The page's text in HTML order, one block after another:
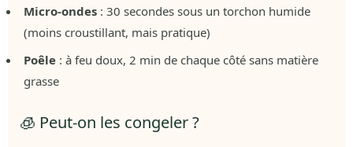
Micro-ondes : 30 secondes sous un torchon humide
(moins croustillant, mais pratique)
Poêle : à feu doux, 2 min de chaque côté sans matière
grasse
🧊 Peut-on les congeler ?